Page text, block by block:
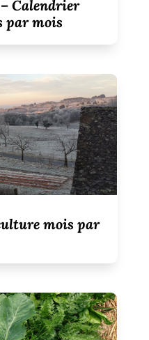
Calendrier
par mois
mois par